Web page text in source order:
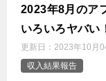
2023年8月のア
いろいろヤバい
更新日： 2023年10月
収入結果報告